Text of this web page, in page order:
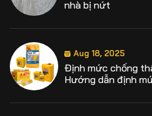
nhà bị nứt
Aug 18, 2025
Định mức chống
Hướng dẫn định